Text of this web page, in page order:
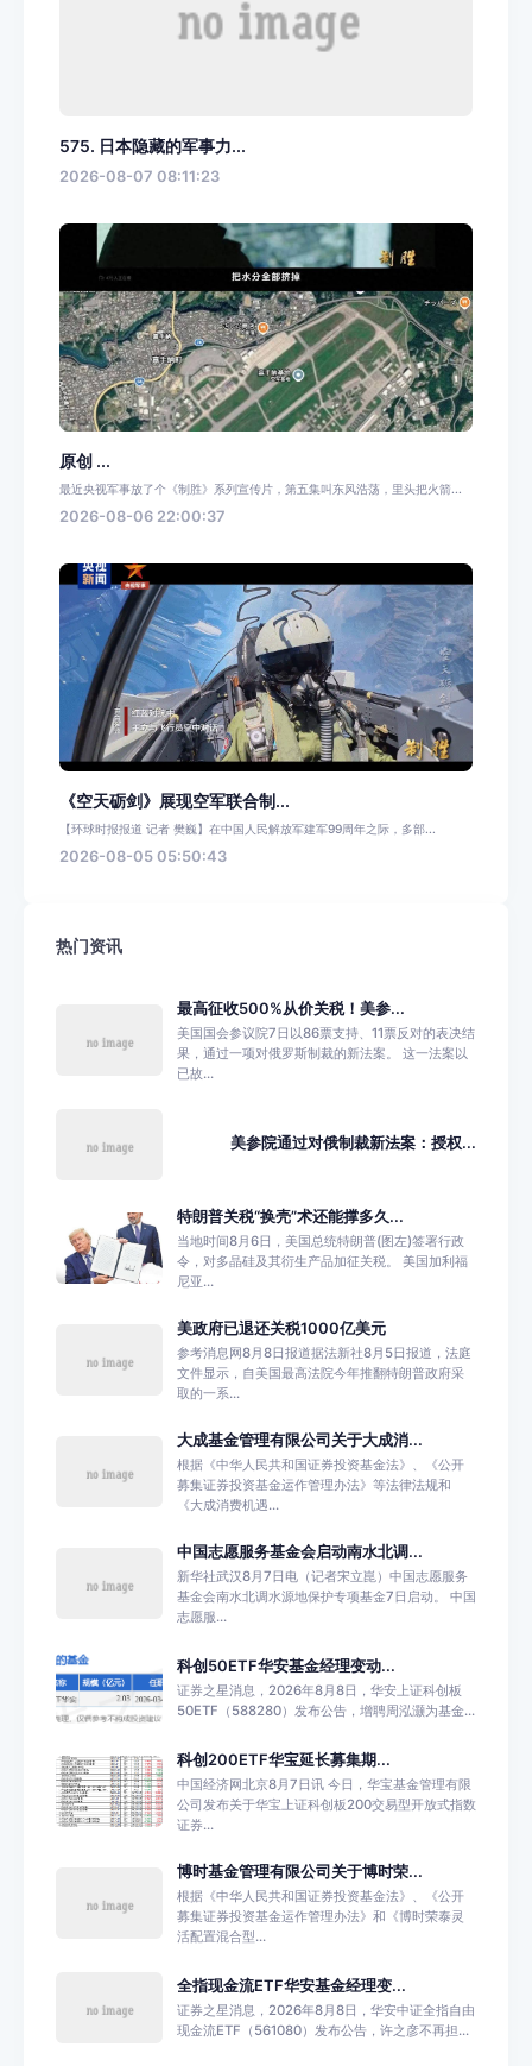
575. 日本隐藏的军事力...
2026-08-07 08:11:23
原创 ...
最近央视军事放了个《制胜》系列宣传片，第五集叫东风浩荡，里头把火箭...
2026-08-06 22:00:37
《空天砺剑》展现空军联合制...
【环球时报报道 记者 樊巍】在中国人民解放军建军99周年之际，多部...
2026-08-05 05:50:43
热门资讯
最高征收500%从价关税！美参...
美国国会参议院7日以86票支持、11票反对的表决结
果，通过一项对俄罗斯制裁的新法案。 这一法案以
已故...
美参院通过对俄制裁新法案：授权...
特朗普关税“换壳”术还能撑多久...
当地时间8月6日，美国总统特朗普(图左)签署行政
令，对多晶硅及其衍生产品加征关税。 美国加利福
尼亚...
美政府已退还关税1000亿美元
参考消息网8月8日报道据法新社8月5日报道，法庭
文件显示，自美国最高法院今年推翻特朗普政府采
取的一系...
大成基金管理有限公司关于大成消...
根据《中华人民共和国证券投资基金法》、《公开
募集证券投资基金运作管理办法》等法律法规和
《大成消费机遇...
中国志愿服务基金会启动南水北调...
新华社武汉8月7日电（记者宋立崑）中国志愿服务
基金会南水北调水源地保护专项基金7日启动。 中国
志愿服...
科创50ETF华安基金经理变动...
证券之星消息，2026年8月8日，华安上证科创板
50ETF（588280）发布公告，增聘周泓灏为基金...
科创200ETF华宝延长募集期...
中国经济网北京8月7日讯 今日，华宝基金管理有限
公司发布关于华宝上证科创板200交易型开放式指数
证券...
博时基金管理有限公司关于博时荣...
根据《中华人民共和国证券投资基金法》、《公开
募集证券投资基金运作管理办法》和《博时荣泰灵
活配置混合型...
全指现金流ETF华安基金经理变...
证券之星消息，2026年8月8日，华安中证全指自由
现金流ETF（561080）发布公告，许之彦不再担...